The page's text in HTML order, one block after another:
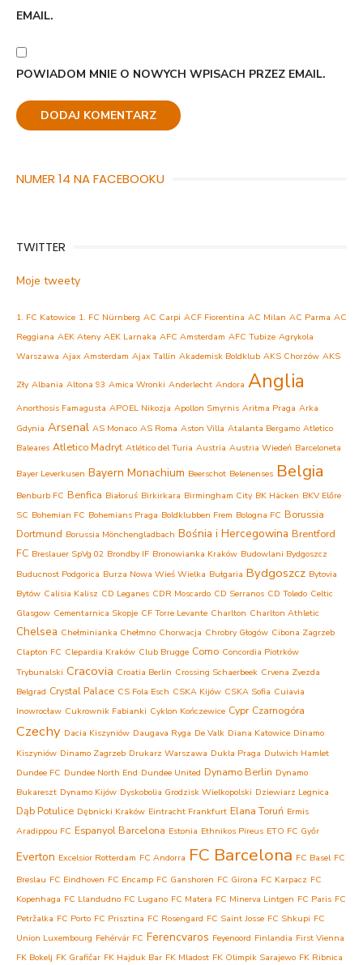
EMAIL.
POWIADOM MNIE O NOWYCH WPISACH PRZEZ EMAIL.
NUMER 14 NA FACEBOOKU
TWITTER
Moje tweety
1. FC Katowice 1. FC Nürnberg AC Carpi ACF Fiorentina AC Milan AC Parma AC
Reggiana AEK Ateny AEK Larnaka AFC Amsterdam AFC Tubize Agrykola
Warszawa Ajax Amsterdam Ajax Tallin Akademisk Boldklub AKS Chorzów AKS
Zły Albania Altona 93 Amica Wronki Anderlecht Andora Anglia
Anorthosis Famagusta APOEL Nikozja Apollon Smyrnis Aritma Praga Arka
Gdynia Arsenal AS Monaco AS Roma Aston Villa Atalanta Bergamo Atletico
Baleares Atletico Madryt Atlético del Turia Austria Austria Wiedeń Barceloneta
Bayer Leverkusen Bayern Monachium Beerschot Belenenses Belgia
Benburb FC Benfica Białoruś Birkirkara Birmingham City BK Häcken BKV Előre
SC Bohemian FC Bohemians Praga Boldklubben Frem Bologna FC Borussia
Dortmund Borussia Mönchengladbach Bośnia i Hercegowina Brentford
FC Breslauer SpVg 02 Brondby IF Bronowianka Kraków Budowlani Bydgoszcz
Buducnost Podgorica Burza Nowa Wieś Wielka Bułgaria Bydgoszcz Bytovia
Bytów Calisia Kalisz CD Leganes CDR Moscardo CD Serranos CD Toledo Celtic
Glasgow Cementarnica Skopje CF Torre Levante Charlton Charlton Athletic
Chelsea Chełminianka Chełmno Chorwacja Chrobry Głogów Cibona Zagrzeb
Clapton FC Clepardia Kraków Club Brugge Como Concordia Piotrków
Trybunalski Cracovia Croatia Berlin Crossing Schaerbeek Crvena Zvezda
Belgrad Crystal Palace CS Fola Esch CSKA Kijów CSKA Sofia Cuiavia
Inowrocław Cukrownik Fabianki Cyklon Kończewice Cypr Czarnogóra
Czechy Dacia Kiszyniów Daugava Ryga De Valk Diana Katowice Dinamo
Kiszyniów Dinamo Zagrzeb Drukarz Warszawa Dukla Praga Dulwich Hamlet
Dundee FC Dundee North End Dundee United Dynamo Berlin Dynamo
Bukareszt Dynamo Kijów Dyskobolia Grodzisk Wielkopolski Dziewiarz Legnica
Dąb Potulice Dębnicki Kraków Eintracht Frankfurt Elana Toruń Ermis
Aradippou FC Espanyol Barcelona Estonia Ethnikos Pireus ETO FC Győr
Everton Excelsior Rotterdam FC Andorra FC Barcelona FC Basel FC
Breslau FC Eindhoven FC Encamp FC Ganshoren FC Girona FC Karpacz FC
Kopenhaga FC Llandudno FC Lugano FC Matera FC Minerva Lintgen FC Paris FC
Petržalka FC Porto FC Prisztina FC Rosengard FC Saint Josse FC Shkupi FC
Union Luxembourg Fehérvár FC Ferencvaros Feyenoord Finlandia First Vienna
FK Bokelj FK Grafičar FK Hajduk Bar FK Mladost FK Olimpik Sarajewo FK Ribnica